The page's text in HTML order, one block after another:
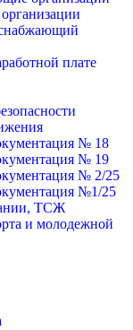
плате
№ 18
№ 19
№ 2/25
№1/25
ТСЖ
и молодежной